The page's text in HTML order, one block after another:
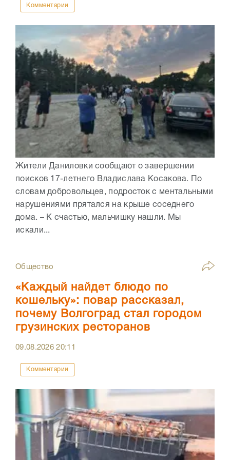
Комментарии
Жители Даниловки сообщают о завершении
поисков 17-летнего Владислава Косакова. По
словам добровольцев, подросток с ментальными
нарушениями прятался на крыше соседнего
дома. – К счастью, мальчишку нашли. Мы
искали...
Общество
«Каждый найдет блюдо по
кошельку»: повар рассказал,
почему Волгоград стал городом
грузинских ресторанов
09.08.202620:11
Комментарии